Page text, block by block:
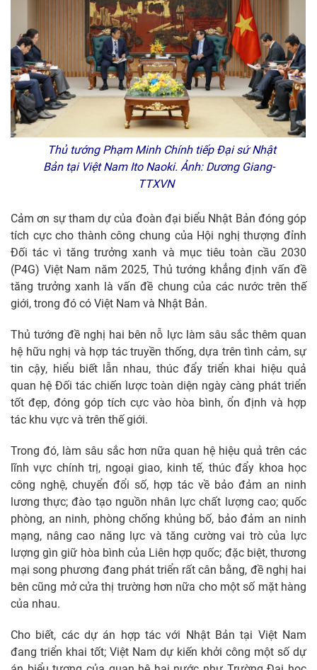
Thủ tướng Phạm Minh Chính tiếp Đại sứ Nhật
Bản tại Việt Nam Ito Naoki. Ảnh: Dương Giang-
TTXVN
Cảm ơn sự tham dự của đoàn đại biểu Nhật Bản đóng góp
tích cực cho thành công chung của Hội nghị thượng đỉnh
Đối tác vì tăng trưởng xanh và mục tiêu toàn cầu 2030
(P4G) Việt Nam năm 2025, Thủ tướng khẳng định vấn đề
tăng trưởng xanh là vấn đề chung của các nước trên thế
giới, trong đó có Việt Nam và Nhật Bản.
Thủ tướng đề nghị hai bên nỗ lực làm sâu sắc thêm quan
hệ hữu nghị và hợp tác truyền thống, dựa trên tình cảm, sự
tin cậy, hiểu biết lẫn nhau, thúc đẩy triển khai hiệu quả
quan hệ Đối tác chiến lược toàn diện ngày càng phát triển
tốt đẹp, đóng góp tích cực vào hòa bình, ổn định và hợp
tác khu vực và trên thế giới.
Trong đó, làm sâu sắc hơn nữa quan hệ hiệu quả trên các
lĩnh vực chính trị, ngoại giao, kinh tế, thúc đẩy khoa học
công nghệ, chuyển đổi số, hợp tác về bảo đảm an ninh
lương thực; đào tạo nguồn nhân lực chất lượng cao; quốc
phòng, an ninh, phòng chống khủng bố, bảo đảm an ninh
mạng, nâng cao năng lực và tăng cường vai trò của lực
lượng gìn giữ hòa bình của Liên hợp quốc; đặc biệt, thương
mại song phương đang phát triển rất cân bằng, đề nghị hai
bên cũng mở cửa thị trường hơn nữa cho một số mặt hàng
của nhau.
Cho biết, các dự án hợp tác với Nhật Bản tại Việt Nam
đang triển khai tốt; Việt Nam dự kiến khởi công một số dự